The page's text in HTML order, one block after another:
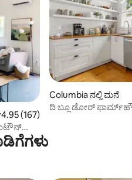
4.95 ಸರಾಸರಿ ರೇಟಿಂಗ್, 167
4.95 (167)
Columbia ನಲ್ಲಿ ಮನೆ
ದಿ ಬ್ಲೂ ಡೋರ್